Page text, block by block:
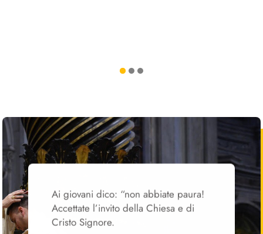
1 2 3
Ai giovani dico: “non abbiate paura!
Accettate l’invito della Chiesa e di
Cristo Signore.